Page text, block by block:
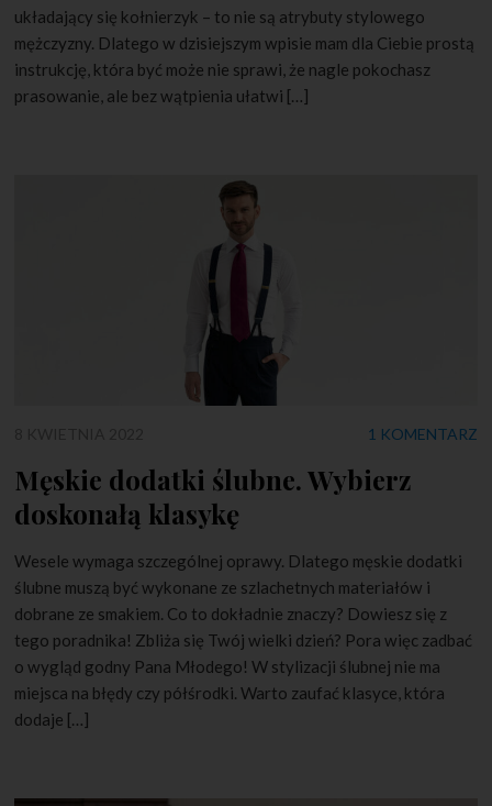
układający się kołnierzyk – to nie są atrybuty stylowego
mężczyzny. Dlatego w dzisiejszym wpisie mam dla Ciebie prostą
instrukcję, która być może nie sprawi, że nagle pokochasz
prasowanie, ale bez wątpienia ułatwi […]
1 KOMENTARZ
Męskie dodatki ślubne. Wybierz
doskonałą klasykę
Wesele wymaga szczególnej oprawy. Dlatego męskie dodatki
ślubne muszą być wykonane ze szlachetnych materiałów i
dobrane ze smakiem. Co to dokładnie znaczy? Dowiesz się z
tego poradnika! Zbliża się Twój wielki dzień? Pora więc zadbać
o wygląd godny Pana Młodego! W stylizacji ślubnej nie ma
miejsca na błędy czy półśrodki. Warto zaufać klasyce, która
dodaje […]